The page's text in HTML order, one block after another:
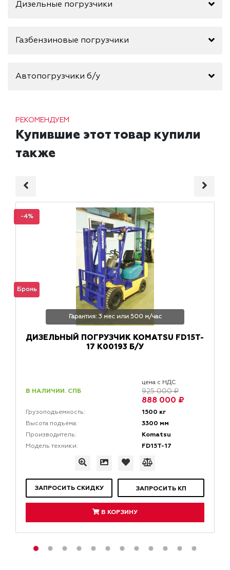
Дизельные погрузчики
Газбензиновые погрузчики
Автопогрузчики б/у
РЕКОМЕНДУЕМ
Купившие этот товар купили
также
Бронь
-4%
Гарантия: 3 мес или 500 м/час
ДИЗЕЛЬНЫЙ ПОГРУЗЧИК KOMATSU FD15T-
17 K00193 Б/У
В НАЛИЧИИ. СПБ
цена с НДС
925 000 ₽
888 000 ₽
Грузоподъемность: 1500 кг
Высота подъема: 3300 мм
Производитель: Komatsu
Модель техники: FD15T-17
ЗАПРОСИТЬ СКИДКУ ЗАПРОСИТЬ КП
В КОРЗИНУ